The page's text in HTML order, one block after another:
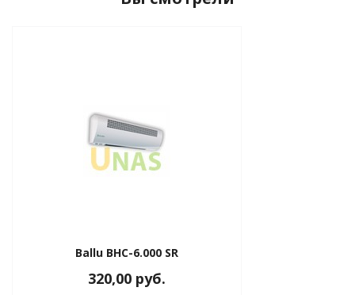
Ballu BHC-6.000 SR
320,00 руб.